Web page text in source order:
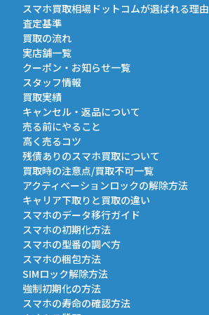
スマホ買取相場ドットコムが選ばれる理由
査定基準
買取の流れ
実店舗一覧
クーポン・お知らせ一覧
スタッフ情報
買取実績
キャンセル・返品について
売る前にやること
高く売るコツ
残債ありのスマホ買取について
買取時の注意点/買取不可一覧
アクティベーションロックの解除方法
キャリア下取りと買取の違い
スマホのデータ移行ガイド
スマホの初期化方法
スマホの型番の調べ方
スマホの梱包方法
SIMロック解除方法
強制初期化の方法
スマホの寿命の確認方法